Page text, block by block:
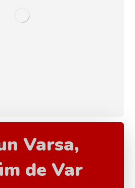
Varsa,
de Var